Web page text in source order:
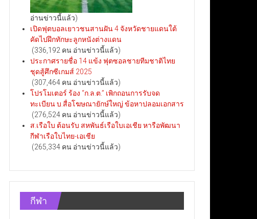
อ่านข่าวนี้แล้ว)
เปิดฟุตบอลเยาวชนสานฝัน 4 จังหวัดชายแดนใต้
คัดไปฝึกทักษะลูกหนังต่างแดน
(336,192 คน อ่านข่าวนี้แล้ว)
ประกาศรายชื่อ 14 แข้ง ฟุตซอลชายทีมชาติไทย
ชุดสู้ศึกซีเกมส์ 2025
(307,464 คน อ่านข่าวนี้แล้ว)
โปรโมเตอร์ ร้อง “ก.ล.ต.” เพิกถอนการรับจด
ทะเบียน บ.สื่อโฆษณายักษ์ใหญ่ ข้อหาปลอมเอกสาร
(276,524 คน อ่านข่าวนี้แล้ว)
ส.เรือใบ ต้อนรับ สหพันธ์เรือใบเอเชีย หารือพัฒนา
กีฬาเรือใบไทย-เอเชีย
(265,334 คน อ่านข่าวนี้แล้ว)
กีฬา